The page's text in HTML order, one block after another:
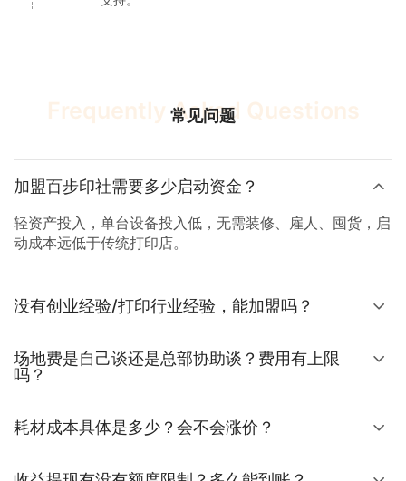
常见问题
Frequently Asked Questions
加盟百步印社需要多少启动资金？
轻资产投入，单台设备投入低，无需装修、雇人、囤货，启
动成本远低于传统打印店。
没有创业经验/打印行业经验，能加盟吗？
场地费是自己谈还是总部协助谈？费用有上限
吗？
耗材成本具体是多少？会不会涨价？